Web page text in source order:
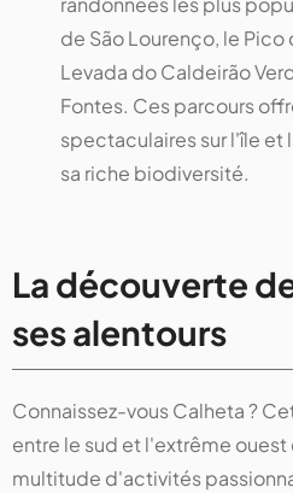
de São Lourenço, le Pico
Levada do Caldeirão
Fontes. Ces parcours
spectaculaires sur l'île
sa riche biodiversité.
La découverte
ses alentours
Connaissez-vous Calheta ?
entre le sud et l'extrême
multitude d'activités